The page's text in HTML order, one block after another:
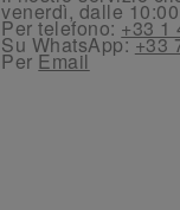
venerdì, dalle
Per telefono:+33 1
Su WhatsApp:+33
PerEmail